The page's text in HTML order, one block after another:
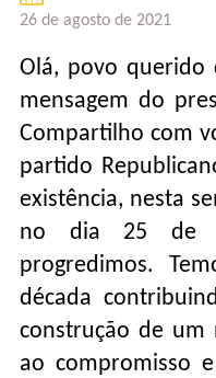
26 de agosto de 2021
Olá, povo querido
mensagem do
Compartilho com
partido
existência, nesta
no dia 25 de
progredimos.
década
construção de um
ao compromisso